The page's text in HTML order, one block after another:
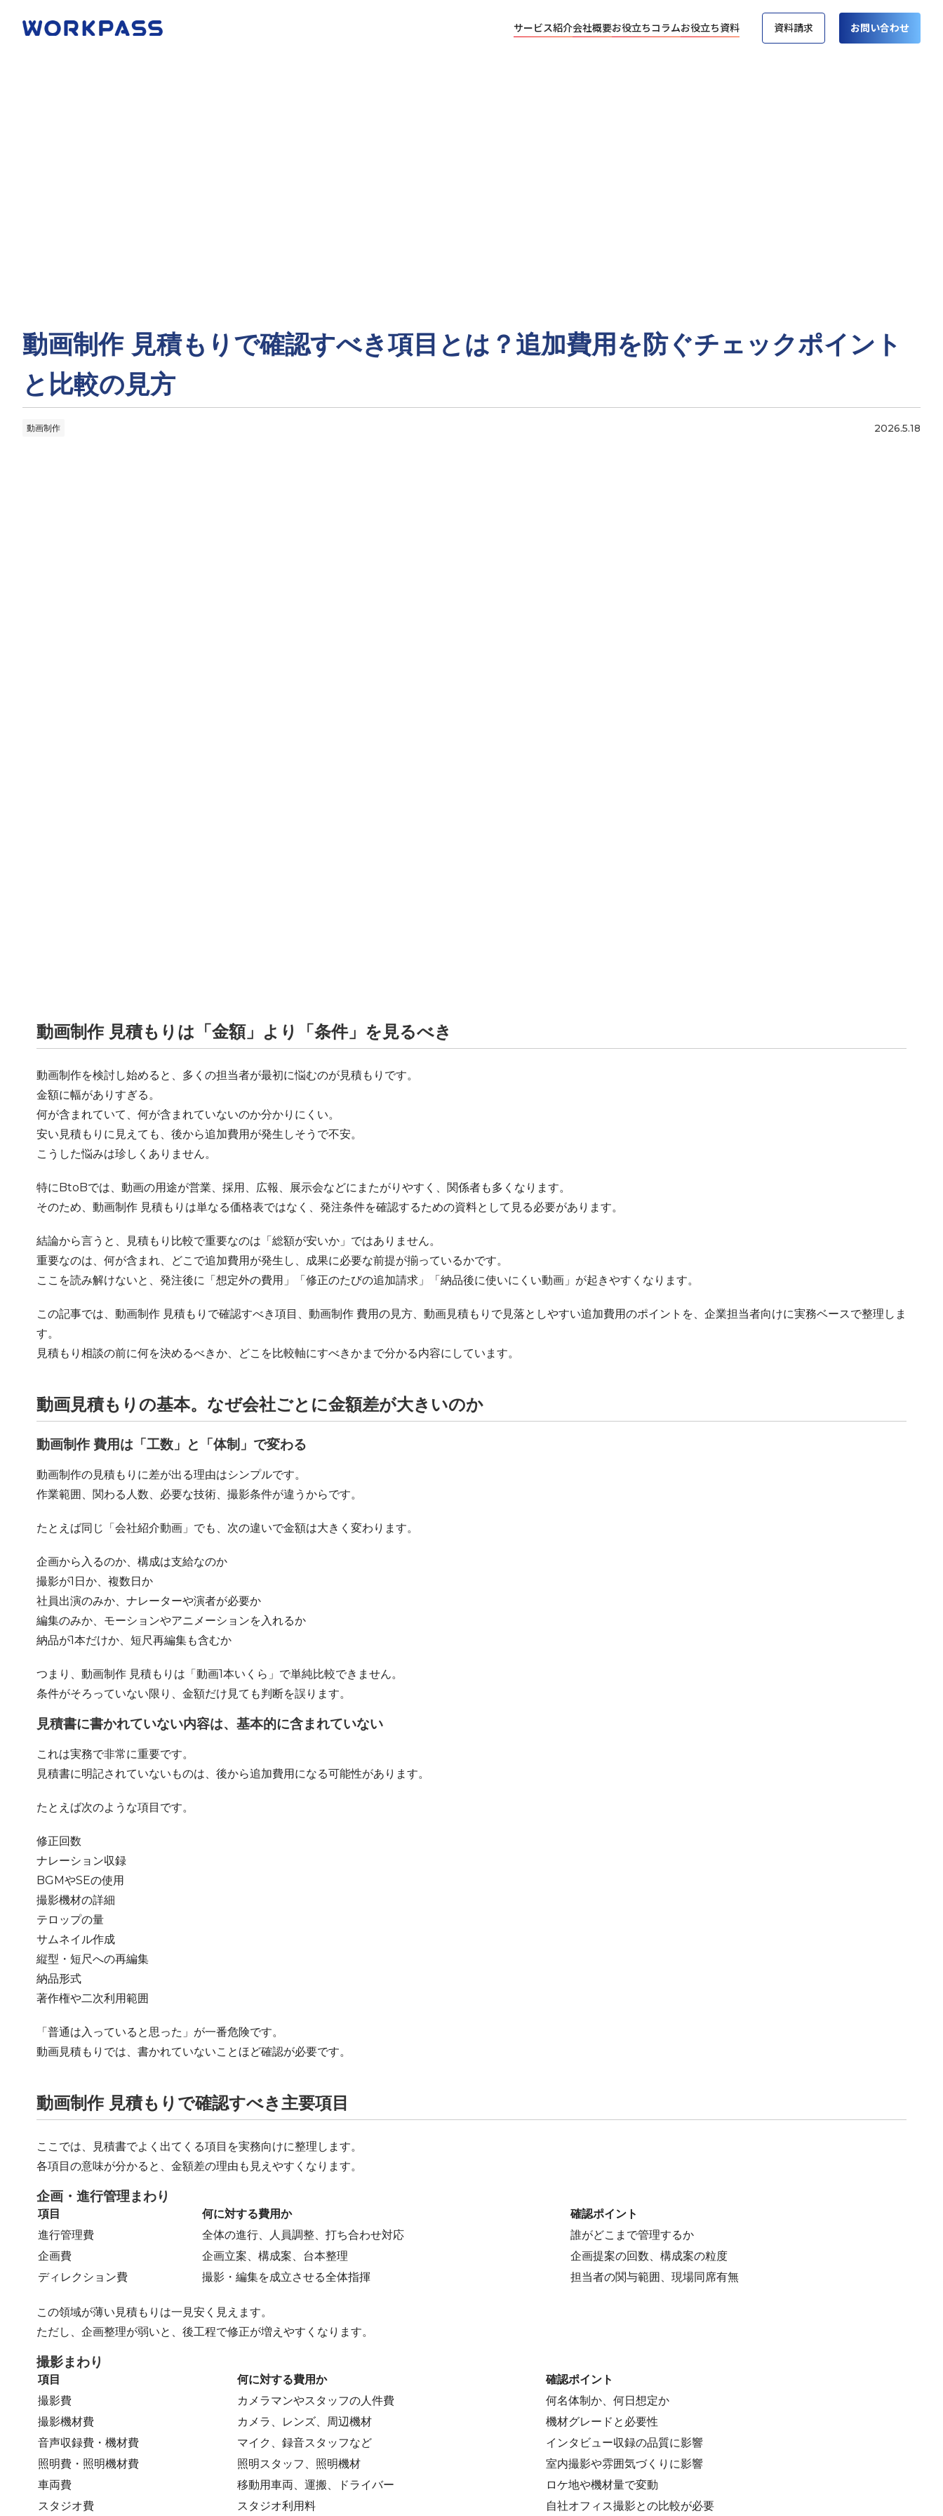
サービス紹介会社概要お役立ちコラムお役立ち資料 資料請求 お問い合わせ
動画制作 見積もりで確認すべき項目とは？追加費用を防ぐチェックポイント
と比較の見方
動画制作 2026.5.18
動画制作 見積もりは「金額」より「条件」を見るべき
動画制作を検討し始めると、多くの担当者が最初に悩むのが見積もりです。
金額に幅がありすぎる。
何が含まれていて、何が含まれていないのか分かりにくい。
安い見積もりに見えても、後から追加費用が発生しそうで不安。
こうした悩みは珍しくありません。
特にBtoBでは、動画の用途が営業、採用、広報、展示会などにまたがりやすく、関係者も多くなります。
そのため、動画制作 見積もりは単なる価格表ではなく、発注条件を確認するための資料として見る必要があります。
結論から言うと、見積もり比較で重要なのは「総額が安いか」ではありません。
重要なのは、何が含まれ、どこで追加費用が発生し、成果に必要な前提が揃っているかです。
ここを読み解けないと、発注後に「想定外の費用」「修正のたびの追加請求」「納品後に使いにくい動画」が起きやすくなります。
この記事では、動画制作 見積もりで確認すべき項目、動画制作 費用の見方、動画見積もりで見落としやすい追加費用のポイントを、企業担当者向けに実務ベースで整理しま
す。
見積もり相談の前に何を決めるべきか、どこを比較軸にすべきかまで分かる内容にしています。
動画見積もりの基本。なぜ会社ごとに金額差が大きいのか
動画制作 費用は「工数」と「体制」で変わる
動画制作の見積もりに差が出る理由はシンプルです。
作業範囲、関わる人数、必要な技術、撮影条件が違うからです。
たとえば同じ「会社紹介動画」でも、次の違いで金額は大きく変わります。
企画から入るのか、構成は支給なのか
撮影が1日か、複数日か
社員出演のみか、ナレーターや演者が必要か
編集のみか、モーションやアニメーションを入れるか
納品が1本だけか、短尺再編集も含むか
つまり、動画制作 見積もりは「動画1本いくら」で単純比較できません。
条件がそろっていない限り、金額だけ見ても判断を誤ります。
見積書に書かれていない内容は、基本的に含まれていない
これは実務で非常に重要です。
見積書に明記されていないものは、後から追加費用になる可能性があります。
たとえば次のような項目です。
修正回数
ナレーション収録
BGMやSEの使用
撮影機材の詳細
テロップの量
サムネイル作成
縦型・短尺への再編集
納品形式
著作権や二次利用範囲
「普通は入っていると思った」が一番危険です。
動画見積もりでは、書かれていないことほど確認が必要です。
動画制作 見積もりで確認すべき主要項目
ここでは、見積書でよく出てくる項目を実務向けに整理します。
各項目の意味が分かると、金額差の理由も見えやすくなります。
企画・進行管理まわり
項目 何に対する費用か
確認ポイント
進行管理費
全体の進行、人員調整、打ち合わせ対応
誰がどこまで管理するか
企画費
企画立案、構成案、台本整理
企画提案の回数、構成案の粒度
ディレクション費
撮影・編集を成立させる全体指揮 担当者の関与範囲、現場同席有無
この領域が薄い見積もりは一見安く見えます。
ただし、企画整理が弱いと、後工程で修正が増えやすくなります。
撮影まわり
項目 何に対する費用か
確認ポイント
撮影費
カメラマンやスタッフの人件費
何名体制か、何日想定か
撮影機材費
カメラ、レンズ、周辺機材
機材グレードと必要性
音声収録費・機材費
マイク、録音スタッフなど
インタビュー収録の品質に影響
照明費・照明機材費
照明スタッフ、照明機材
室内撮影や雰囲気づくりに影響
車両費
移動用車両、運搬、ドライバー
ロケ地や機材量で変動
スタジオ費
スタジオ利用料 自社オフィス撮影との比較が必要